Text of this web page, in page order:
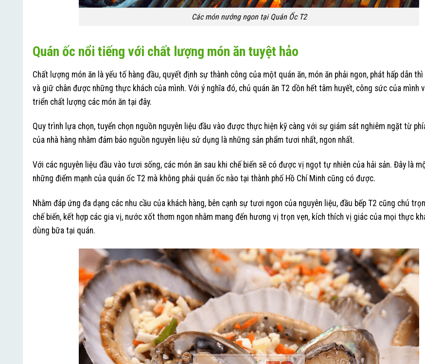
Các món nướng ngon tại Quán Ốc T2
Quán ốc nổi tiếng với chất lượng món ăn tuyệt hảo
Chất lượng món ăn là yếu tố hàng đầu, quyết định sự thành công của một quán ăn, món ăn phải ngon, phát hấp dẫn
và giữ chân được những thực khách của mình. Với ý nghĩa đó, chủ quán ăn T2 dồn hết tâm huyết, công sức của mình
triển chất lượng các món ăn tại đây.
Quy trình lựa chọn, tuyển chọn nguồn nguyên liệu đầu vào được thực hiện kỹ càng với sự giám sát nghiêm ngặt từ
của nhà hàng nhằm đảm bảo nguồn nguyên liệu sử dụng là những sản phẩm tươi nhất, ngon nhất.
Với các nguyên liệu đầu vào tươi sống, các món ăn sau khi chế biến sẽ có được vị ngọt tự nhiên của hải sản. Đây là
những điểm mạnh của quán ốc T2 mà không phải quán ốc nào tại thành phố Hồ Chí Minh cũng có được.
Nhằm đáp ứng đa dạng các nhu cầu của khách hàng, bên cạnh sự tươi ngon của nguyên liệu, đầu bếp T2 cũng chú
chế biến, kết hợp các gia vị, nước xốt thơm ngon nhằm mang đến hương vị trọn vẹn, kích thích vị giác của mọi thực
dùng bữa tại quán.